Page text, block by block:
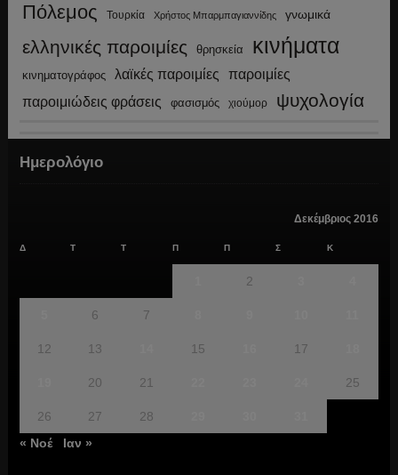
Πόλεμος Τουρκία Χρήστος Μπαρμπαγιαννίδης γνωμικά
ελληνικές παροιμίες θρησκεία κινήματα
κινηματογράφος λαϊκές παροιμίες παροιμίες
παροιμιώδεις φράσεις φασισμός χιούμορ ψυχολογία
Ημερολόγιο
Δεκέμβριος 2016
Δ Τ Τ Π Π Σ Κ
2
6 7
12 13 15 17
20 21 25
26 27 28
« Νοέ
Ιαν »